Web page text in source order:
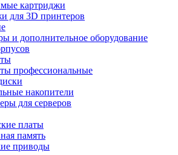
картриджи
для 3D принтеров
и дополнительное оборудование
профессиональные
накопители
для серверов
платы
память
приводы